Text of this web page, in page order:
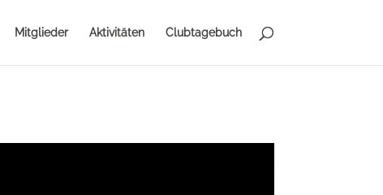
Mitglieder Aktivitäten Clubtagebuch